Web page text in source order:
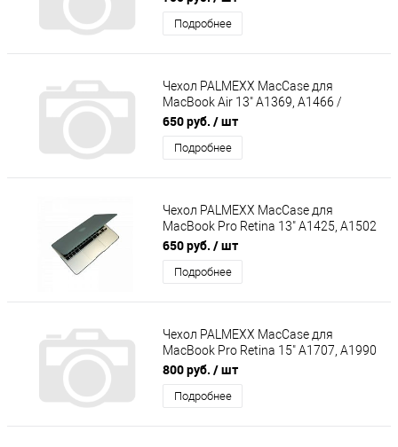
Подробнее
Чехол PALMEXX MacCase для
MacBook Air 13" A1369, A1466 /
матовый бирюзовый
650 руб. / шт
Подробнее
Чехол PALMEXX MacCase для
MacBook Pro Retina 13" A1425, A1502
/матовый серый
650 руб. / шт
Подробнее
Чехол PALMEXX MacCase для
MacBook Pro Retina 15" A1707, A1990
/матовый чёрный
800 руб. / шт
Подробнее